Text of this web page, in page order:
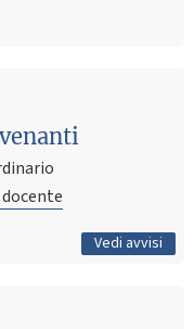
Vedi avvisi
22 settembre 2025
Tutti gli avvisi